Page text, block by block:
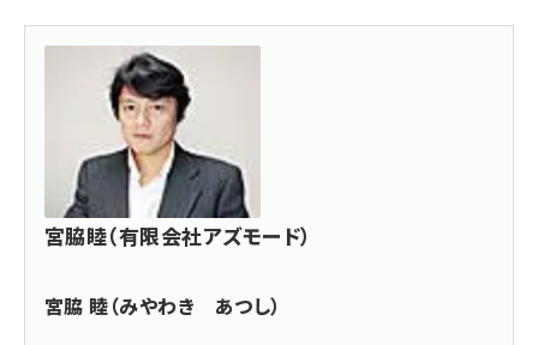
宮脇睦（有限会社アズモード）
宮脇 睦（みやわき あつし）